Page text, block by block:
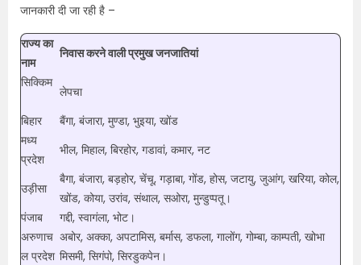
जानकारी दी जा रही है –
राज्य का
नाम
निवास करने वाली प्रमुख जनजातियां
सिक्किम
लेपचा
बिहार
बैंगा, बंजारा, मुण्डा, भुइया, खोंड
मध्य
प्रदेश
भील, मिहाल, बिरहोर, गडावां, कमार, नट
उड़ीसा
बैगा, बंजारा, बड़होर, चेंचू, गड़ाबा, गोंड, होस, जटायु, जुआंग, खरिया, कोल,
खोंड, कोया, उरांव, संथाल, सओरा, मुन्डुप्पतू।
पंजाब
गद्दी, स्वागंला, भोट।
अरुणाच
ल प्रदेश
अबोर, अक्का, अपटामिस, बर्मास, डफला, गालोंग, गोम्बा, काम्पती, खोभा
मिसमी, सिगंपो, सिरडुकपेन।